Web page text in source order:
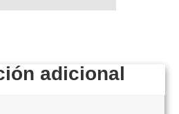
adicional